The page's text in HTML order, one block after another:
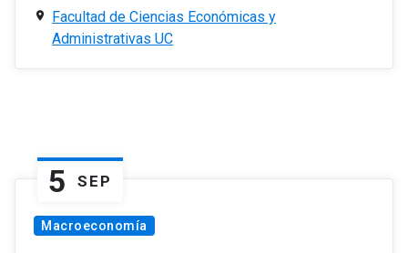
Facultad de Ciencias Económicas y
Administrativas UC
5 SEP
Macroeconomía